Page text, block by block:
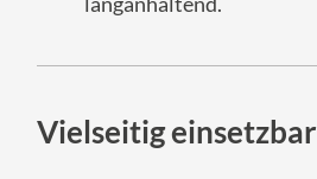
Vielseitig einsetzbar